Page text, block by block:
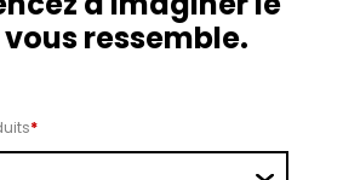
ressemble.
*